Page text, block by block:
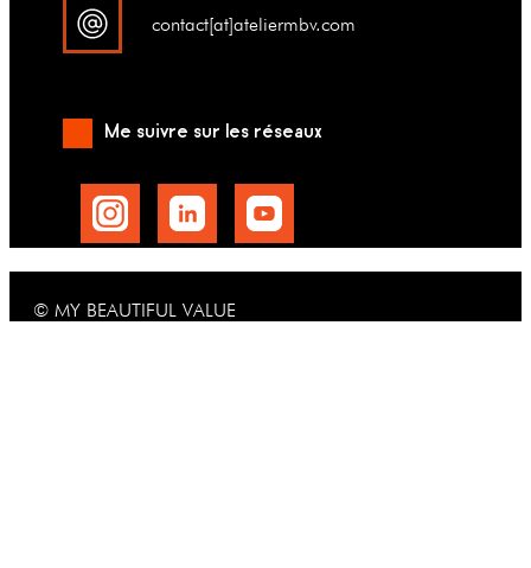
contact[at]ateliermbv.com
Me suivre sur les réseaux
© MY BEAUTIFUL VALUE